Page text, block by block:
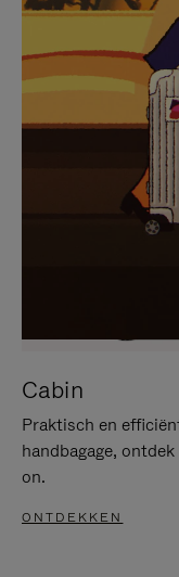
TE
OM
OP
Cabin
Praktisch en
handbagage,
on.
ONTDEKKEN